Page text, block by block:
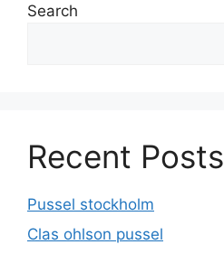
Search
Recent Posts
Pussel stockholm
Clas ohlson pussel